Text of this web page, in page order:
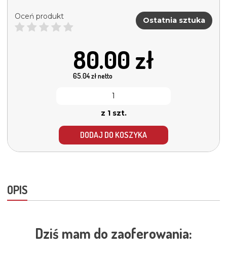
Oceń produkt Ostatnia sztuka
80.00 zł
65.04zł netto
z 1 szt.
DODAJ DO KOSZYKA
OPIS
Dziś mam do zaoferowania: